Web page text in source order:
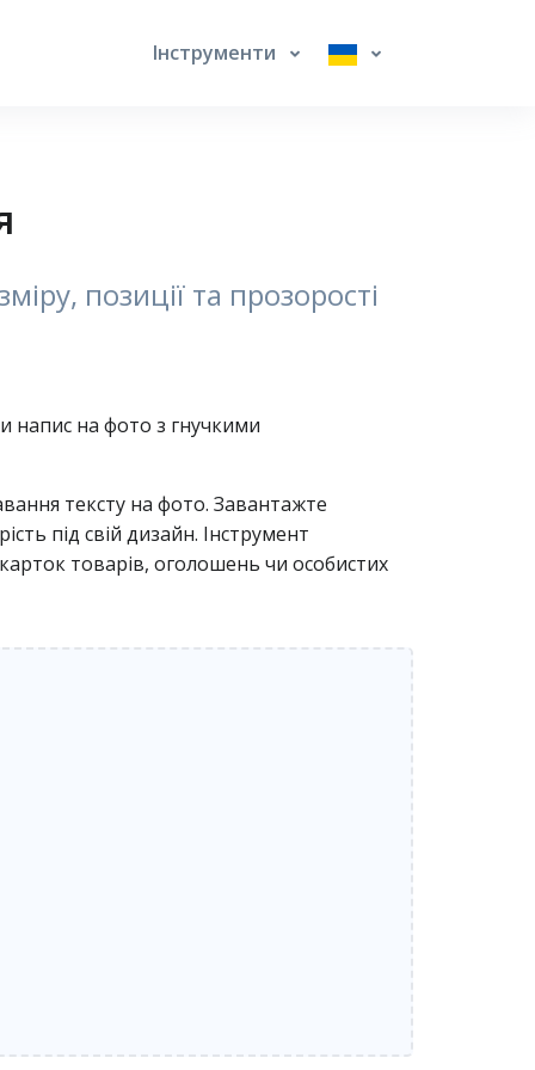
Інструменти
позиції та прозорості
напис на фото з гнучкими
тексту на фото. Завантажте
під свій дизайн. Інструмент
товарів, оголошень чи особистих